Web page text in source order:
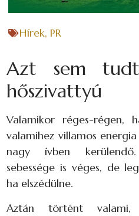
Hírek,PR
Azt sem
hőszivattyú
Valamikor réges-
valamihez villamos
nagy ívben
sebessége is véges, de
ha elszédülne.
Aztán történt